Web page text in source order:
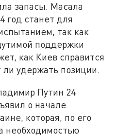
запасы. Масала
год станет для
так как
поддержки
как Киев справится
удержать позиции.
Путин 24
о начале
которая, по его
необходимостью